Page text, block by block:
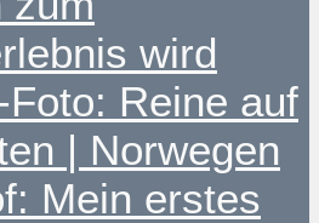
wird
Foto: Reine auf
| Norwegen
Mein erstes